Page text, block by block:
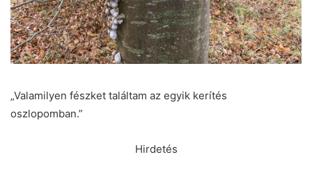
„Valamilyen fészket találtam az egyik kerítés
oszlopomban.”
Hirdetés